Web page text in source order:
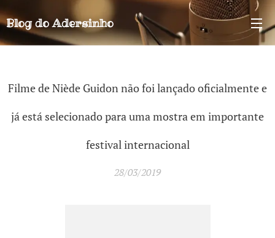
Blog doAdersinho
Filme de Niède Guidon não foi lançado oficialmente e
já está selecionado para uma mostra em importante
festival internacional
28/03/2019